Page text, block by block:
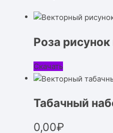
Роза рисунок
Скачать
Табачный
0,00₽